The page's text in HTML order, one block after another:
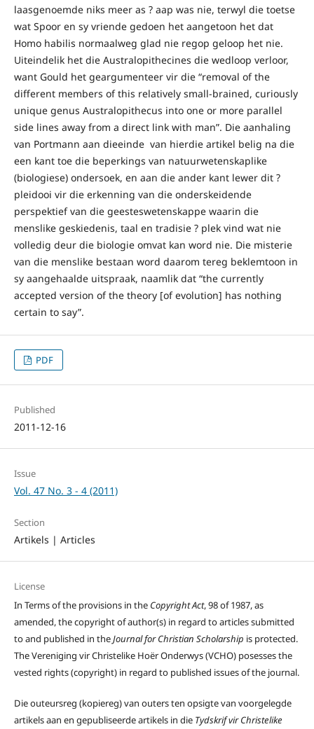
laasgenoemde niks meer as ? aap was nie, terwyl die toetse
wat Spoor en sy vriende gedoen het aangetoon het dat
Homo habilis normaalweg glad nie regop geloop het nie.
Uiteindelik het die Australopithecines die wedloop verloor,
want Gould het geargumenteer vir die “removal of the
different members of this relatively small-brained, curiously
unique genus Australopithecus into one or more parallel
side lines away from a direct link with man”. Die aanhaling
van Portmann aan dieeinde van hierdie artikel belig na die
een kant toe die beperkings van natuurwetenskaplike
(biologiese) ondersoek, en aan die ander kant lewer dit ?
pleidooi vir die erkenning van die onderskeidende
perspektief van die geesteswetenskappe waarin die
menslike geskiedenis, taal en tradisie ? plek vind wat nie
volledig deur die biologie omvat kan word nie. Die misterie
van die menslike bestaan word daarom tereg beklemtoon in
sy aangehaalde uitspraak, naamlik dat “the currently
accepted version of the theory [of evolution] has nothing
certain to say”.
PDF
Published
2011-12-16
Issue
Vol. 47 No. 3 - 4 (2011)
Section
Artikels | Articles
License
In Terms of the provisions in the Copyright Act, 98 of 1987, as
amended, the copyright of author(s) in regard to articles submitted
to and published in theJournal for Christian Scholarship is protected.
The Vereniging vir Christelike Hoër Onderwys (VCHO) posesses the
vested rights (copyright) in regard to published issues of the journal.
Die outeursreg (kopiereg) van outers ten opsigte van voorgelegde
artikels aan en gepubliseerde artikels in die Tydskrif vir Christelike